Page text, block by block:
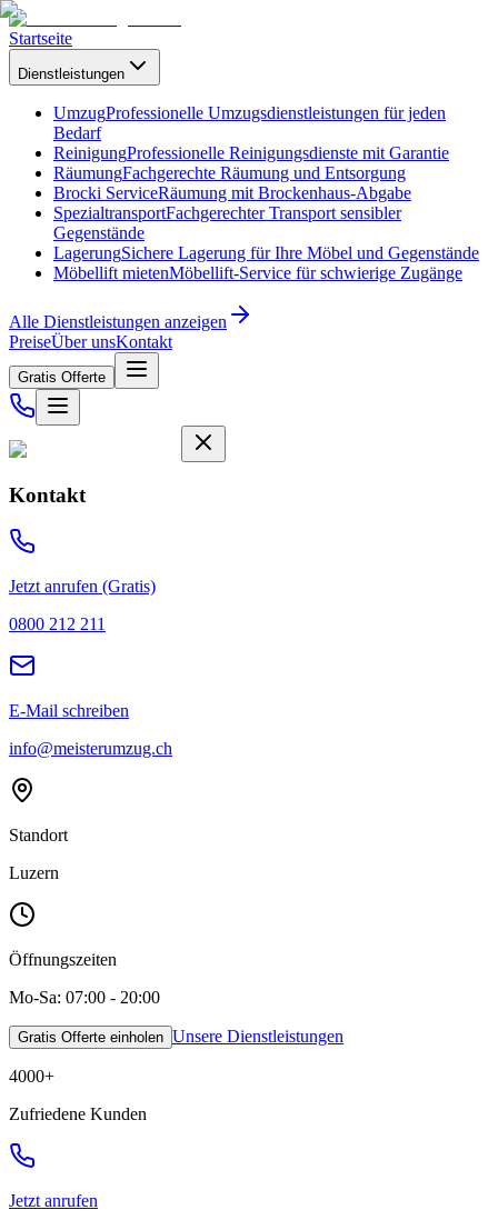
Startseite
Dienstleistungen
UmzugProfessionelle Umzugsdienstleistungen für jeden
Bedarf
ReinigungProfessionelle Reinigungsdienste mit Garantie
RäumungFachgerechte Räumung und Entsorgung
Brocki ServiceRäumung mit Brockenhaus-Abgabe
SpezialtransportFachgerechter Transport sensibler
Gegenstände
LagerungSichere Lagerung für Ihre Möbel und Gegenstände
Möbellift mietenMöbellift-Service für schwierige Zugänge
Alle Dienstleistungen anzeigen
PreiseÜber unsKontakt
Gratis Offerte
Kontakt
Jetzt anrufen (Gratis)
0800 212 211
E-Mail schreiben
info@meisterumzug.ch
Standort
Luzern
Öffnungszeiten
Mo-Sa: 07:00 - 20:00
Gratis Offerte einholen Unsere Dienstleistungen
4000+
Zufriedene Kunden
Jetzt anrufen